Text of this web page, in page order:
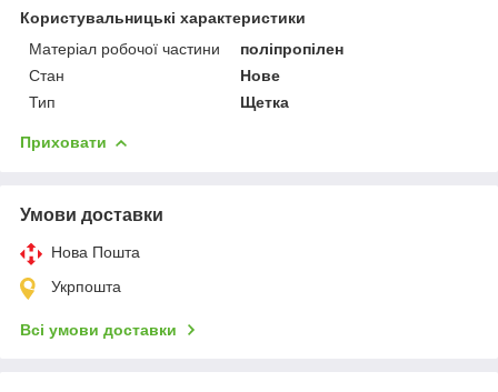
Користувальницькі характеристики
Матеріал робочої частини
поліпропілен
Стан
Нове
Тип
Щетка
Приховати
Умови доставки
Нова Пошта
Укрпошта
Всі умови доставки